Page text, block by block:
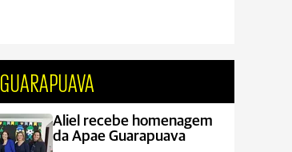
Aliel recebe homenagem
da Apae Guarapuava